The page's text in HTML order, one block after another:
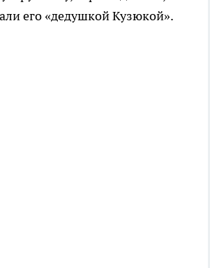
его «дедушкой Кузюкой».